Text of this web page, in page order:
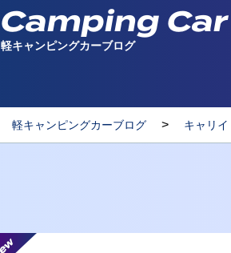
Camping
軽キャンピングカーブログ
軽キャンピングカーブログ > キャリ